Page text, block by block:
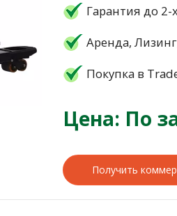
Гарантия до 2-
Аренда,
Покупка в
Цена: По
Получить